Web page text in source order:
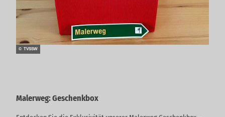
Malerweg: Geschenkbox
© TVSSW